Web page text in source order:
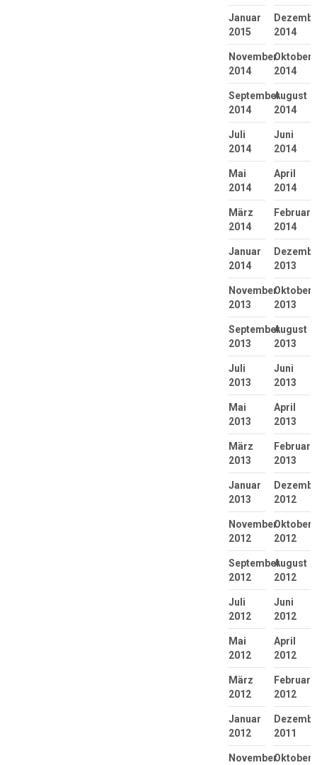
Januar
2015
2014
November
2014
Oktober
2014
September
2014
August
2014
Juli
2014
Juni
2014
Mai
2014
April
2014
März
2014
Februar
2014
Januar
2014
2013
November
2013
Oktober
2013
September
2013
August
2013
Juli
2013
Juni
2013
Mai
2013
April
2013
März
2013
Februar
2013
Januar
2013
2012
November
2012
Oktober
2012
September
2012
August
2012
Juli
2012
Juni
2012
Mai
2012
April
2012
März
2012
Februar
2012
Januar
2012
2011
NovemberOktober